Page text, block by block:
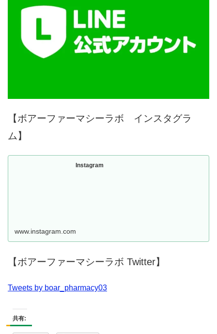
【ボアーファーマシーラボ インスタグラ
ム】
Instagram
www.instagram.com
【ボアーファーマシーラボ Twitter】
Tweets by boar_pharmacy03
共有: